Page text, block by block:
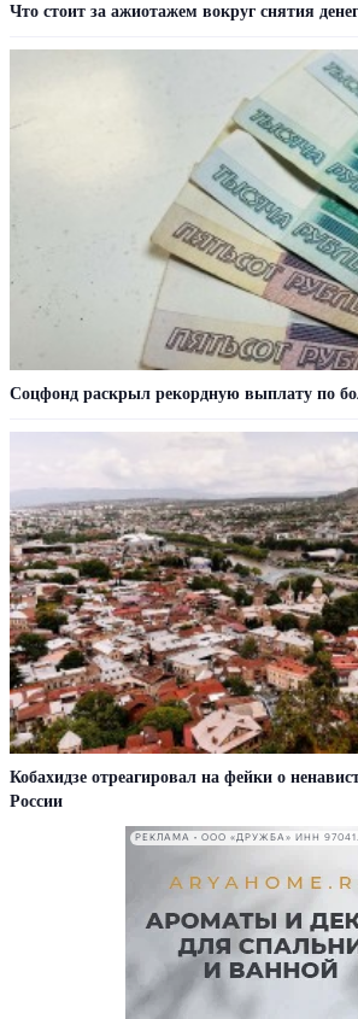
Что стоит за ажиотажем вокруг снятия денег
Соцфонд раскрыл рекордную выплату по
Кобахидзе отреагировал на фейки о
России